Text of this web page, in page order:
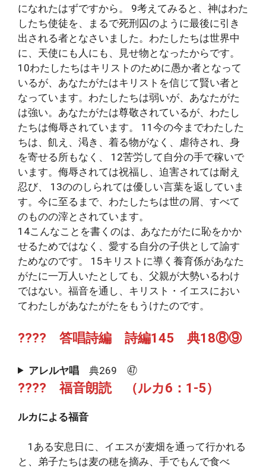
になれたはずですから。 9考えてみると、神はわた
したち使徒を、まるで死刑囚のように最後に引き
出される者となさいました。わたしたちは世界中
に、天使にも人にも、見せ物となったからです。
10わたしたちはキリストのために愚か者となって
いるが、あなたがたはキリストを信じて賢い者と
なっています。わたしたちは弱いが、あなたがた
は強い。あなたがたは尊敬されているが、わたし
たちは侮辱されています。 11今の今までわたした
ちは、飢え、渇き、着る物がなく、虐待され、身
を寄せる所もなく、 12苦労して自分の手で稼いで
います。侮辱されては祝福し、迫害されては耐え
忍び、 13ののしられては優しい言葉を返していま
す。今に至るまで、わたしたちは世の屑、すべて
のものの滓とされています。
14こんなことを書くのは、あなたがたに恥をかか
せるためではなく、愛する自分の子供として諭す
ためなのです。 15キリストに導く養育係があなた
がたに一万人いたとしても、父親が大勢いるわけ
ではない。福音を通し、キリスト・イエスにおい
てわたしがあなたがたをもうけたのです。
???? 答唱詩編 詩編145 典18⑧⑨
アレルヤ唱 典269 ㊼
???? 福音朗読 （ルカ6：1-5）
ルカによる福音
1ある安息日に、イエスが麦畑を通って行かれる
と、弟子たちは麦の穂を摘み、手でもんで食べ